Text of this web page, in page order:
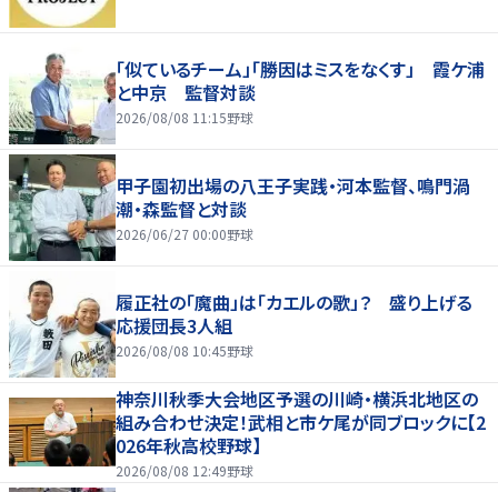
「似ているチーム」「勝因はミスをなくす」 霞ケ浦
と中京 監督対談
2026/08/08 11:15野球
甲子園初出場の八王子実践・河本監督、鳴門渦
潮・森監督と対談
2026/06/27 00:00野球
履正社の「魔曲」は「カエルの歌」？ 盛り上げる
応援団長3人組
2026/08/08 10:45野球
神奈川秋季大会地区予選の川崎・横浜北地区の
組み合わせ決定！武相と市ケ尾が同ブロックに【2
026年秋高校野球】
2026/08/08 12:49野球